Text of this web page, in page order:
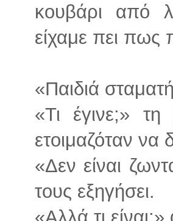
κουβάρι από
είχαμε πει πως
«Παιδιά
«Τι έγινε;»
ετοιμαζόταν να
«Δεν είναι
τους εξηγήσει.
«Αλλά τι